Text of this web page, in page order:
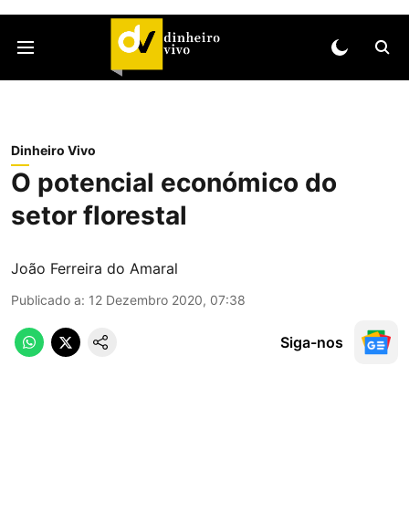
Dinheiro Vivo
O potencial económico do
setor florestal
João Ferreira do Amaral
Publicado a: 12 Dezembro 2020, 07:38
Siga-nos